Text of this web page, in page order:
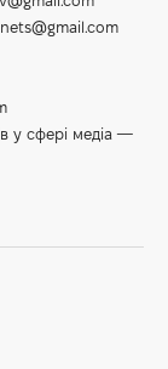
у сфері медіа —